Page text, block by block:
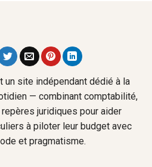
site indépendant dédié à la
— combinant comptabilité,
juridiques pour aider
à piloter leur budget avec
et pragmatisme.